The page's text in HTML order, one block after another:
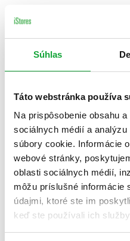
Súhlas
Táto webstránka používa
Na prispôsobenie obsahu
sociálnych médií a
súbory cookie. Informácie
webové stránky,
oblasti sociálnych médií,
môžu príslušné informácie
údajmi, ktoré ste im
keď ste používali ich